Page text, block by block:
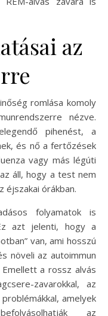
az
romlása komoly
nézve.
pihenést, a
és nő a fertőzések
vagy más légúti
áll, hogy a test nem
órákban.
folyamatok is
azt jelenti, hogy a
van, ami hosszú
növeli az autoimmun
a rossz alvás
zavarokkal, az
amelyek
az